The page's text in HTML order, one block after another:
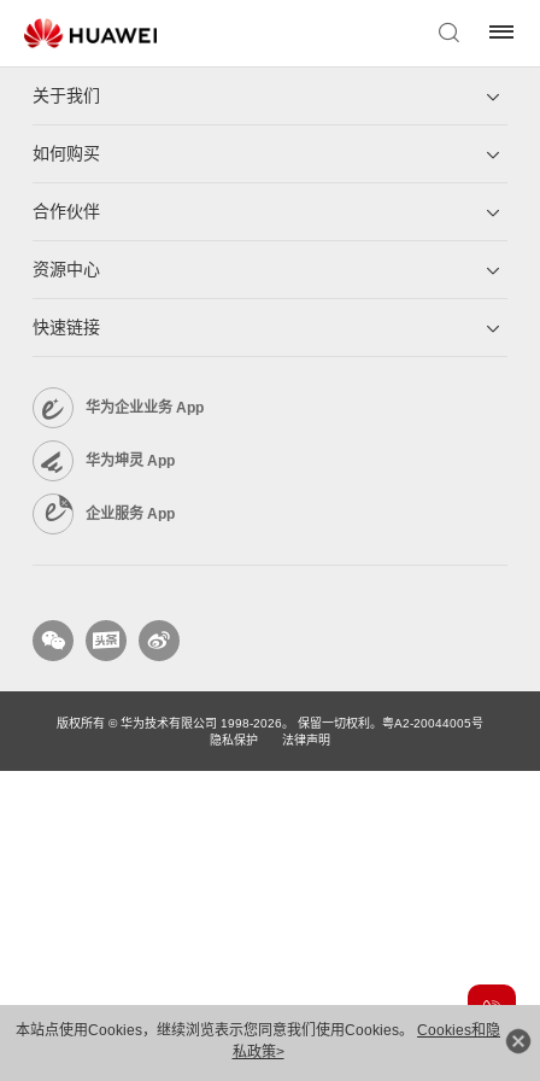
本站点使用Cookies，继续浏览表示您同意我们使用Cookies。 Cookies和隐
私政策>
关于我们
如何购买
合作伙伴
资源中心
快速链接
华为企业业务 App
华为坤灵 App
企业服务 App
版权所有 © 华为技术有限公司 1998-2026。 保留一切权利。粤A2-20044005号
隐私保护
法律声明